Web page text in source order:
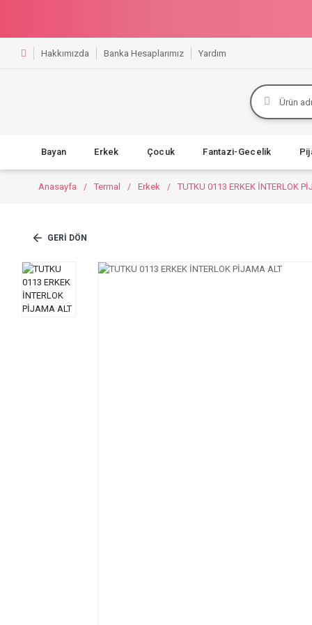
Hakkımızda Banka Hesaplarımız Yardım
Bayan Erkek Çocuk Fantazi-Gecelik
Anasayfa Termal Erkek TUTKU 0113 ERKEK İNTERLOK
GERI DÖN